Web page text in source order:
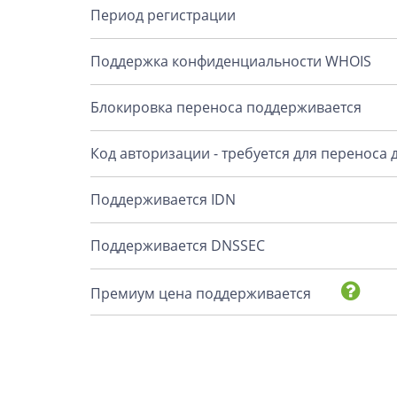
Период регистрации
Поддержка конфиденциальности WHOIS
Блокировка переноса поддерживается
Код авторизации - требуется для переноса
Поддерживается IDN
Поддерживается DNSSEC
Премиум цена поддерживается